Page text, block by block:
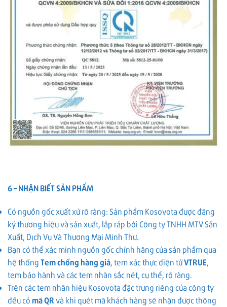
6 – NHẬN BIẾT SẢN PHẨM
Có nguồn gốc xuất xứ rõ ràng: Sản phẩm Kosovota được đăng
ký thương hiệu và sản xuất, lắp ráp bởi Công ty TNHH MTV Sản
Xuất, Dịch Vụ Và Thương Mại Minh Thư.
Bạn có thể xác minh nguồn gốc chính hãng của sản phẩm qua
hệ thốngTem chống hàng giả, tem xác thực điện tửVTRUE,
tem bảo hành và các tem nhãn sắc nét, cụ thể, rõ ràng.
Trên các tem nhãn hiệu Kosovota đặc trưng riêng của công ty
đều có mã QRvà khi quét mã khách hàng sẽ nhận được thông